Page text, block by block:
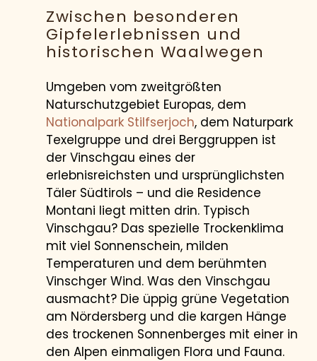
PREIS BERECHNEN
BEST-PREIS-GARANTIE
Zwischen besonderen
Gipfelerlebnissen und
historischen Waalwegen
Umgeben vom zweitgrößten
Naturschutzgebiet Europas, dem
Nationalpark Stilfserjoch, dem Naturpark
Texelgruppe und drei Berggruppen ist
der Vinschgau eines der
erlebnisreichsten und ursprünglichsten
Täler Südtirols – und die Residence
Montani liegt mitten drin. Typisch
Vinschgau? Das spezielle Trockenklima
mit viel Sonnenschein, milden
Temperaturen und dem berühmten
Vinschger Wind. Was den Vinschgau
ausmacht? Die üppig grüne Vegetation
am Nördersberg und die kargen Hänge
des trockenen Sonnenberges mit einer in
den Alpen einmaligen Flora und Fauna.